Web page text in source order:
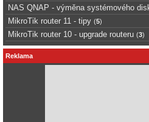
NAS QNAP - výměna systémového
MikroTik router 11 - tipy (5)
MikroTik router 10 - upgrade routeru (3)
Reklama